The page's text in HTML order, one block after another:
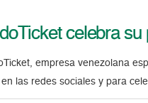
celebra
empresa venezolana
las redes sociales y para